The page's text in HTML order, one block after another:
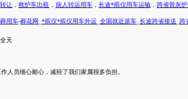
让 ，救护车出租 ， 病人转运用车， 长途*殡仪用车运输 ，跨省骨灰
用车-葬花网 *殡仪*殡仪用车外运 全国就近派车 长途跨省接送 跨
天
作人员细心耐心，减轻了我们家属很多负担。